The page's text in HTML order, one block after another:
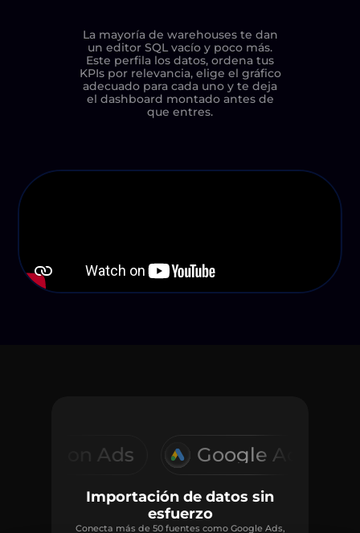
La mayoría de warehouses te dan
un editor SQL vacío y poco más.
Este perfila los datos, ordena tus
KPIs por relevancia, elige el gráfico
adecuado para cada uno y te deja
el dashboard montado antes de
que entres.
Google Ads Google
Importación de datos sin
esfuerzo
Conecta más de 50 fuentes como Google Ads,